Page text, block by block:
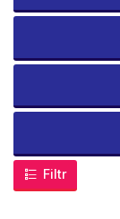
Filtr